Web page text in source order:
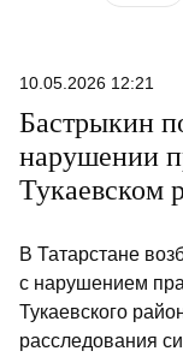
10.05.2026 12:21
Бастрыкин
нарушении
Тукаевском
В Татарстане
с нарушением
Тукаевского
расследования